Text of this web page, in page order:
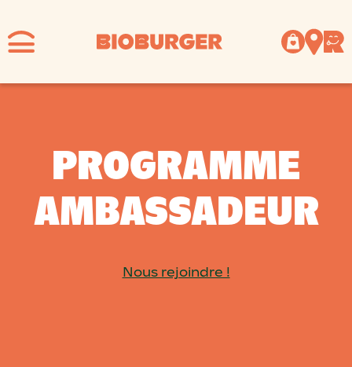
PROGRAMME
AMBASSADEUR
Nous rejoindre !